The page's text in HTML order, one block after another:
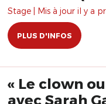
Stage | Mis à jour il y a
PLUS D'INFOS
« Le clown
avec Sarah